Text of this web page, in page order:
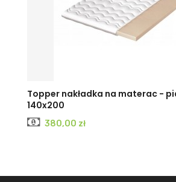
Topper nakładka na materac -
140x200
Cena
380,00 zł